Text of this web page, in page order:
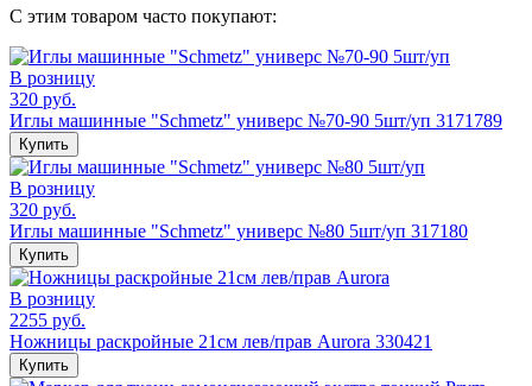
С этим товаром часто покупают:
В розницу
320 руб.
Иглы машинные "Schmetz" универс №70-90 5шт/уп 3171789
Купить
В розницу
320 руб.
Иглы машинные "Schmetz" универс №80 5шт/уп 317180
Купить
В розницу
2255 руб.
Ножницы раскройные 21см лев/прав Aurora 330421
Купить